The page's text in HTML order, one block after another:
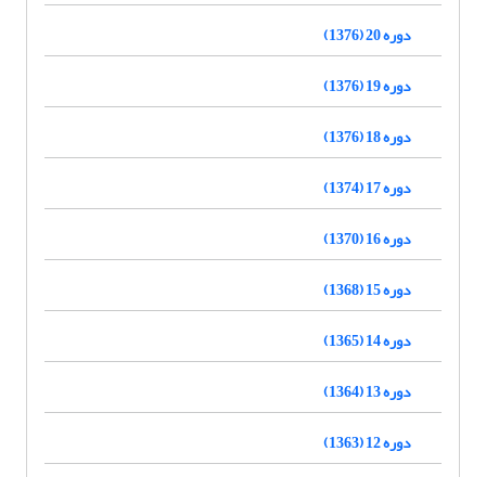
دوره 20 (1376)
دوره 19 (1376)
دوره 18 (1376)
دوره 17 (1374)
دوره 16 (1370)
دوره 15 (1368)
دوره 14 (1365)
دوره 13 (1364)
دوره 12 (1363)